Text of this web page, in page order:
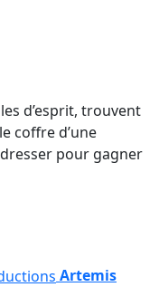
d’esprit, trouvent
coffre d’une
pour gagner
Artemis